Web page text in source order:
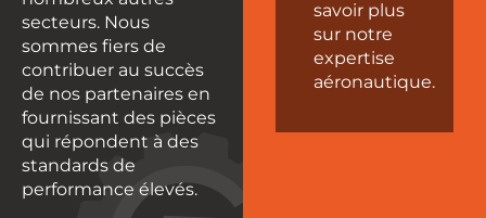
secteurs. Nous
sommes fiers de
contribuer au succès
de nos partenaires en
fournissant des pièces
qui répondent à des
standards de
performance élevés.
savoir plus
sur notre
expertise
aéronautique.